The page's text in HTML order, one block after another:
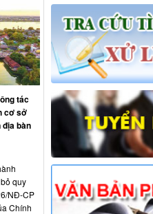
tác
cơ sở
bàn
quy
NĐ-CP
Chính